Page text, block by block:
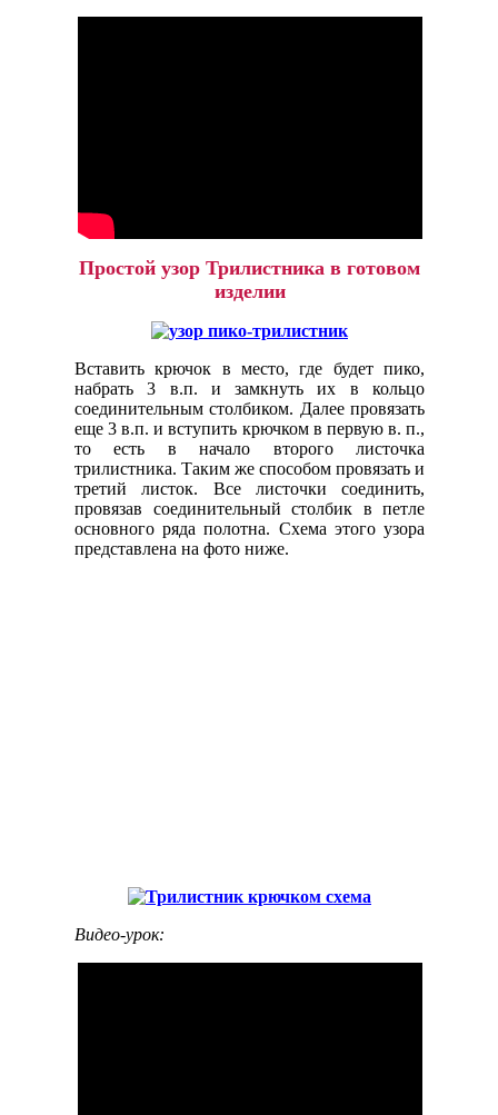
Простой узор Трилистника в готовом
изделии
Вставить крючок в место, где будет пико,
набрать 3 в.п. и замкнуть их в кольцо
соединительным столбиком. Далее провязать
еще 3 в.п. и вступить крючком в первую в. п.,
то есть в начало второго листочка
трилистника. Таким же способом провязать и
третий листок. Все листочки соединить,
провязав соединительный столбик в петле
основного ряда полотна. Схема этого узора
представлена на фото ниже.
Видео-урок: